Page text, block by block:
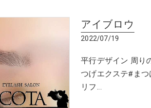
アイブロウ
2022/07/19
平行デザイン 周り
つげエクステ#ま
リフ…